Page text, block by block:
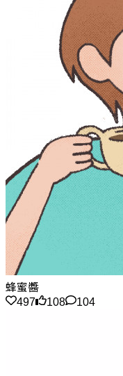
蜂蜜醬
497
108 104